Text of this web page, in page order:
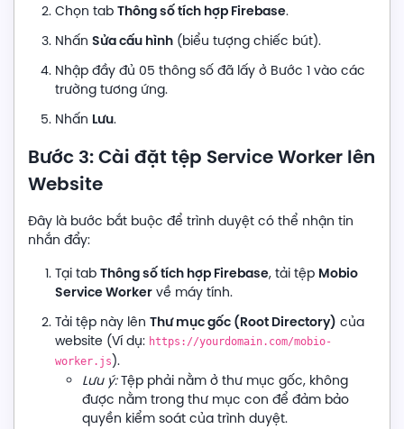
Chọn tabThông số tích hợp Firebase.
Nhấn Sửa cấu hình (biểu tượng chiếc bút).
Nhập đầy đủ 05 thông số đã lấy ở Bước 1 vào các
trường tương ứng.
Nhấn Lưu.
Bước 3: Cài đặt tệp Service Worker lên
Website
Đây là bước bắt buộc để trình duyệt có thể nhận tin
nhắn đẩy:
Tại tabThông số tích hợp Firebase, tải tệp Mobio
Service Workervề máy tính.
Tải tệp này lên Thư mục gốc (Root Directory) của
website (Ví dụ: https://yourdomain.com/mobio-
worker.js).
Lưu ý:Tệp phải nằm ở thư mục gốc, không
được nằm trong thư mục con để đảm bảo
quyền kiểm soát của trình duyệt.